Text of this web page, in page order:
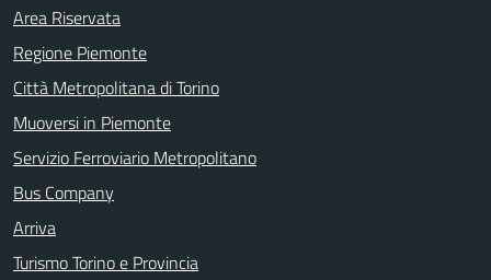
Area Riservata
Regione Piemonte
Città Metropolitana di Torino
Muoversi in Piemonte
Servizio Ferroviario Metropolitano
Bus Company
Arriva
Turismo Torino e Provincia